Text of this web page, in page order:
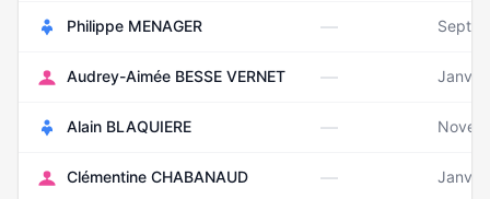
Philippe MENAGER —
Audrey-Aimée BESSE VERNET —
Alain BLAQUIERE —
Clémentine CHABANAUD —